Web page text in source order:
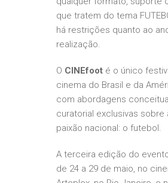
que tratem do tema
há restrições quanto ao
realização.
O CINEfoot é o único
cinema do Brasil e da
com abordagens
curatorial exclusivas sobre
paixão nacional: o futebol.
A terceira edição do
de 24 a 29 de maio, no